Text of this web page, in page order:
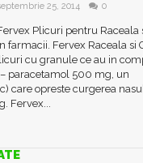
25, 2014 0
Plicuri pentru Raceala
farmacii. Fervex Raceala si
cu granule ce au in
paracetamol 500 mg, un
care opreste curgerea
Fervex...